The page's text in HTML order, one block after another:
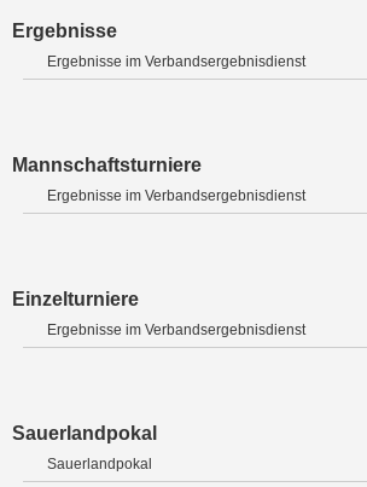
Ergebnisse
Ergebnisse im Verbandsergebnisdienst
Mannschaftsturniere
Ergebnisse im Verbandsergebnisdienst
Einzelturniere
Ergebnisse im Verbandsergebnisdienst
Sauerlandpokal
Sauerlandpokal